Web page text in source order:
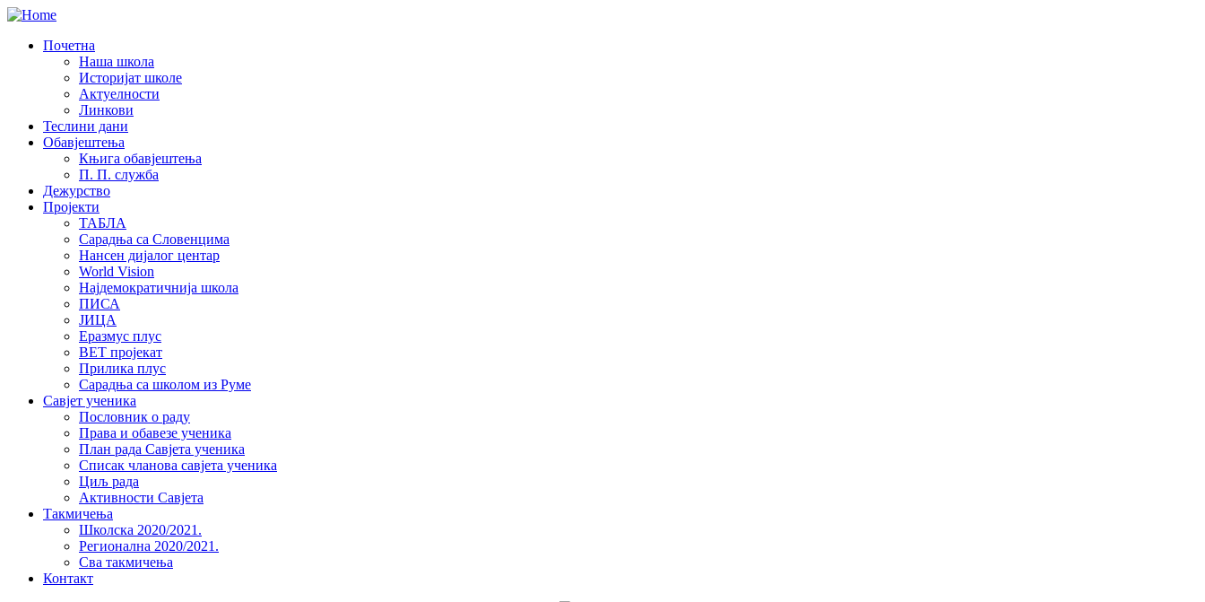
Почетна
Наша школа
Историјат школе
Актуелности
Линкови
Теслини дани
Обавјештења
Књига обавјештења
П. П. служба
Дежурство
Пројекти
ТАБЛА
Сарадња са Словенцима
Нансен дијалог центар
World Vision
Најдемократичнија школа
ПИСА
ЈИЦА
Еразмус плус
ВЕТ пројекат
Прилика плус
Сарадња са школом из Руме
Савјет ученика
Пословник о раду
Права и обавезе ученика
План рада Савјета ученика
Списак чланова савјета ученика
Циљ рада
Активности Савјета
Такмичења
Школска 2020/2021.
Регионална 2020/2021.
Сва такмичења
Контакт